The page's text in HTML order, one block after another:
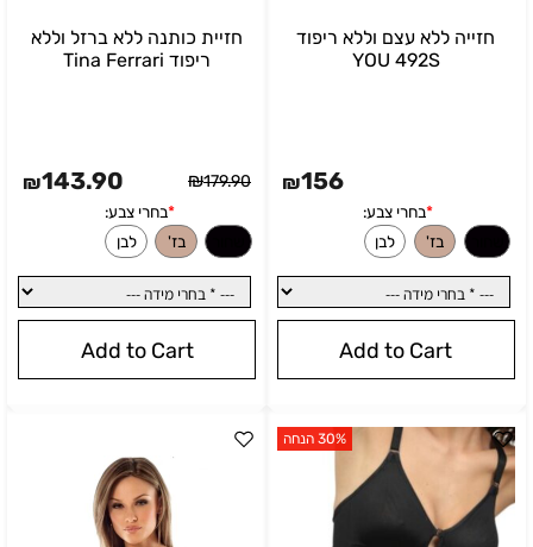
חזייה ללא עצם וללא ריפוד
YOU 492S
₪156
Add to Cart
חזיית כותנה ללא ברזל וללא
ריפוד Tina Ferrari
₪179.90
₪143.90
Add to Cart
30% הנחה